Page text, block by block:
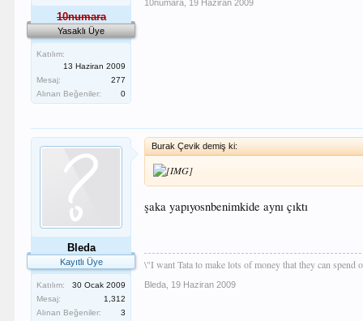
10numara
Yasaklı Üye
Katılım:
13 Haziran 2009
Mesaj:
277
Alınan Beğeniler:
0
10numara 19 Haziran 2009
Bleda
Kayıtlı Üye
Katılım:
30 Ocak 2009
Mesaj:
1,312
Alınan Beğeniler:
3
Burak Çevik demiş ki:
şaka yapıyosnbenimkide aynı çıktı
\"I want Tata to make lots of money that they can spend
Bleda 19 Haziran 2009